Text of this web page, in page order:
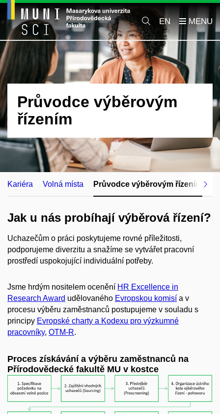
EN
Průvodce výběrovým
řízením
Kariéra Volná místa Průvodce výběrovým řízením
Jak u nás probíhají výběrová řízení?
Uchazečům o práci poskytujeme rovné příležitosti,
podporujeme diverzitu a snažíme se vytvářet pracovní
prostředí uspokojující individuální potřeby.
Jsme hrdým nositelem ocenění HR Excellence in
Research Award udělovaného Evropskou komisí a v
procesu výběru zaměstnanců postupujeme v souladu s
principy Evropské charty a Kodexu pro výzkumné
pracovníky, OTM-R.
Proces získávání a výběru zaměstnanců na
Přírodovědecké fakultě MU v kostce